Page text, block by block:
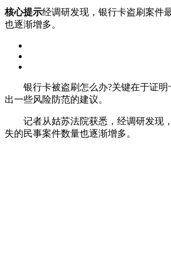
核心提示经调研发现，银行卡盗刷案件
也逐渐增多。
银行卡被盗刷怎么办?关键在于证明
出一些风险防范的建议。
记者从姑苏法院获悉，经调研发现，
失的民事案件数量也逐渐增多。